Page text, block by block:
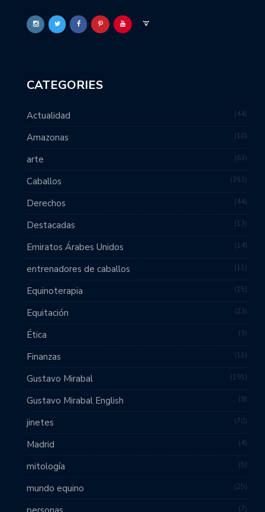
CATEGORIES
Actualidad 44
Amazonas 10
arte 63
Caballos 253
Derechos 44
Destacadas 13
Emiratos Árabes Unidos 14
entrenadores de caballos 11
Equinoterapia 15
Equitación 23
Ética 3
Finanzas 11
Gustavo Mirabal 191
Gustavo Mirabal English 9
jinetes 70
Madrid 4
mitología 5
mundo equino 25
7